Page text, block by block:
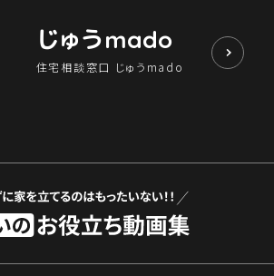
じゅうmado
住宅相談窓口 じゅうmado